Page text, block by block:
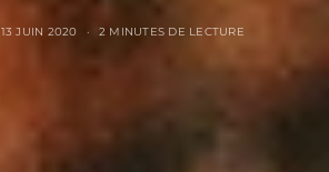
13 JUIN 2020 2 MINUTES DE LECTURE